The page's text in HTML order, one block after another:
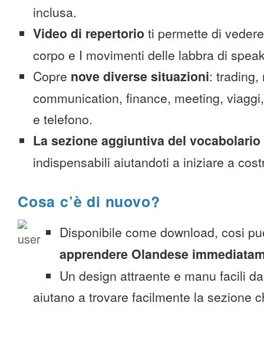
inclusa.
Video di repertorio ti permette di
corpo e I movimenti delle labbra di
Copre nove diverse situazioni: trading,
communication, finance, meeting,
e telefono.
La sezione aggiuntiva del vocabolario
indispensabili aiutandoti a iniziare a
Cosa c’è di nuovo?
Disponibile come download, cosi
apprendere Olandese
Un design attraente e manu facili
aiutano a trovare facilmente la sezione